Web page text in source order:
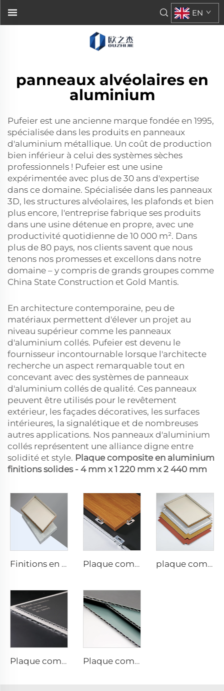
EN
panneaux alvéolaires en
aluminium
Pufeier est une ancienne marque fondée en 1995,
spécialisée dans les produits en panneaux
d'aluminium métallique. Un coût de production
bien inférieur à celui des systèmes sèches
professionnels ! Pufeier est une usine
expérimentée avec plus de 30 ans d'expertise
dans ce domaine. Spécialisée dans les panneaux
3D, les structures alvéolaires, les plafonds et bien
plus encore, l'entreprise fabrique ses produits
dans une usine détenue en propre, avec une
productivité quotidienne de 10 000 m². Dans
plus de 80 pays, nos clients savent que nous
tenons nos promesses et excellons dans notre
domaine – y compris de grands groupes comme
China State Construction et Gold Mantis.
En architecture contemporaine, peu de
matériaux permettent d'élever un projet au
niveau supérieur comme les panneaux
d'aluminium collés. Pufeier est devenu le
fournisseur incontournable lorsque l'architecte
recherche un aspect remarquable tout en
concevant avec des systèmes de panneaux
d'aluminium collés de qualité. Ces panneaux
peuvent être utilisés pour le revêtement
extérieur, les façades décoratives, les surfaces
intérieures, la signalétique et de nombreuses
autres applications. Nos panneaux d'aluminium
collés représentent une alliance digne entre
solidité et style. Plaque composite en aluminium
finitions solides - 4 mm x 1 220 mm x 2 440 mm
Finitions en pierre acp - 4 mm x 1 220 mm x 2 440 mm Plaque composite ACP pour finitions bois - 4 mm x 1 220 mm x 2 440 mm plaque composite en aluminium de 4 mm - 4 mm 1220 mm x 2440 mm (122 cm x 244 cm)
Plaque composite aluminium finitions métalliques - 0,4 cm x 122 cm x 244 cm Plaque composite en aluminium finitions solides - 4 mm x 1 220 mm x 2 440 mm